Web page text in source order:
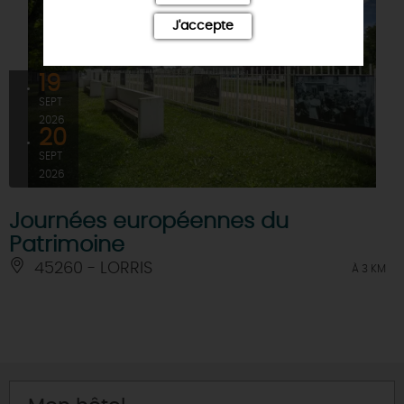
19
SEPT
2026
20
SEPT
2026
Journées européennes du
Patrimoine
45260 - LORRIS À 3 KM
J'accepte